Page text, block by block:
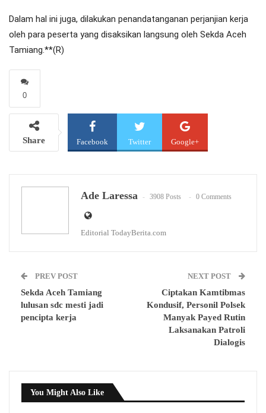
Dalam hal ini juga, dilakukan penandatanganan perjanjian kerja
oleh para peserta yang disaksikan langsung oleh Sekda Aceh
Tamiang.**(R)
0
Share Facebook Twitter Google+
Ade Laressa 3908 Posts 0 Comments
Editorial TodayBerita.com
PREV POST
Sekda Aceh Tamiang
lulusan sdc mesti jadi
pencipta kerja
NEXT POST
Ciptakan Kamtibmas
Kondusif, Personil Polsek
Manyak Payed Rutin
Laksanakan Patroli
Dialogis
You Might Also Like